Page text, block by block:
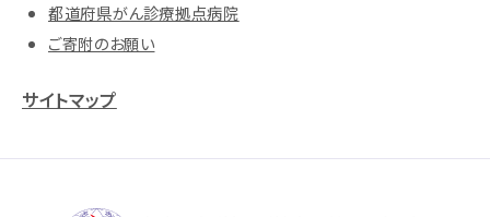
都道府県がん診療拠点病院
ご寄附のお願い
サイトマップ